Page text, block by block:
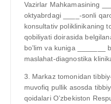
Vazirlar Mahkamasining
oktyabrdagi ____-sonli
konsultativ poliklinikaning
qobiliyati doirasida
bo’lim va kuniga _______
maslahat-diagnostika
3. Markaz tomonidan
muvofiq pullik asosda
qoidalari O’zbekiston